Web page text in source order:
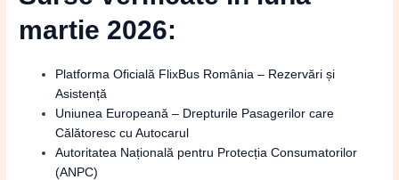
martie 2026:
Platforma Oficială FlixBus România – Rezervări și
Asistență
Uniunea Europeană – Drepturile Pasagerilor care
Călătoresc cu Autocarul
Autoritatea Națională pentru Protecția Consumatorilor
(ANPC)